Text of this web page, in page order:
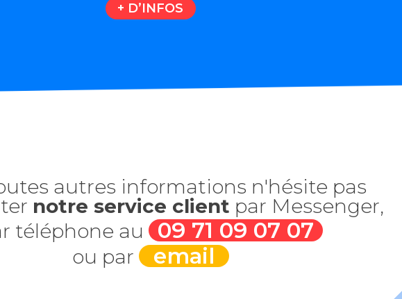
+ D’INFOS
autres informations n'hésite pas
notre service client par Messenger,
téléphone au
09 71 09 07 07
ou par email